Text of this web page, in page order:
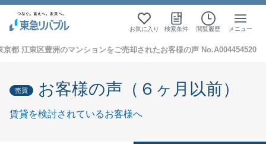
お気に入り 検索条件 閲覧履歴 メニュー
京都 江東区豊洲のマンションをご売却されたお客様の声 No.A004454520
売買 お客様の声（６ヶ月以前）
賃貸を検討されているお客様へ